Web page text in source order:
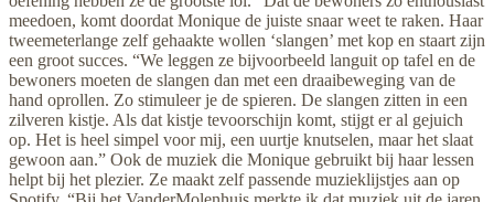
meedoen, komt doordat Monique de juiste snaar weet te raken. Haar
tweemeterlange zelf gehaakte wollen ‘slangen’ met kop en staart zijn
een groot succes. “We leggen ze bijvoorbeeld languit op tafel en de
bewoners moeten de slangen dan met een draaibeweging van de
hand oprollen. Zo stimuleer je de spieren. De slangen zitten in een
zilveren kistje. Als dat kistje tevoorschijn komt, stijgt er al gejuich
op. Het is heel simpel voor mij, een uurtje knutselen, maar het slaat
gewoon aan.” Ook de muziek die Monique gebruikt bij haar lessen
helpt bij het plezier. Ze maakt zelf passende muzieklijstjes aan op